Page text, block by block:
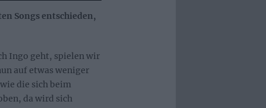
Songs entschieden,
Ingo geht, spielen wir
auf etwas weniger
die sich beim
da wird sich